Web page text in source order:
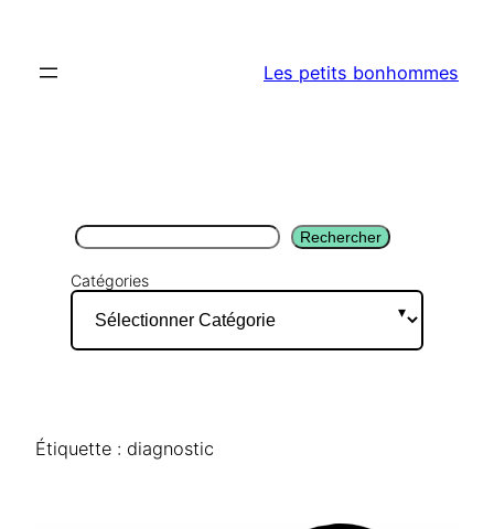
contenu
Les petits bonhommes
Rechercher Rechercher
Catégories
Étiquette : diagnostic